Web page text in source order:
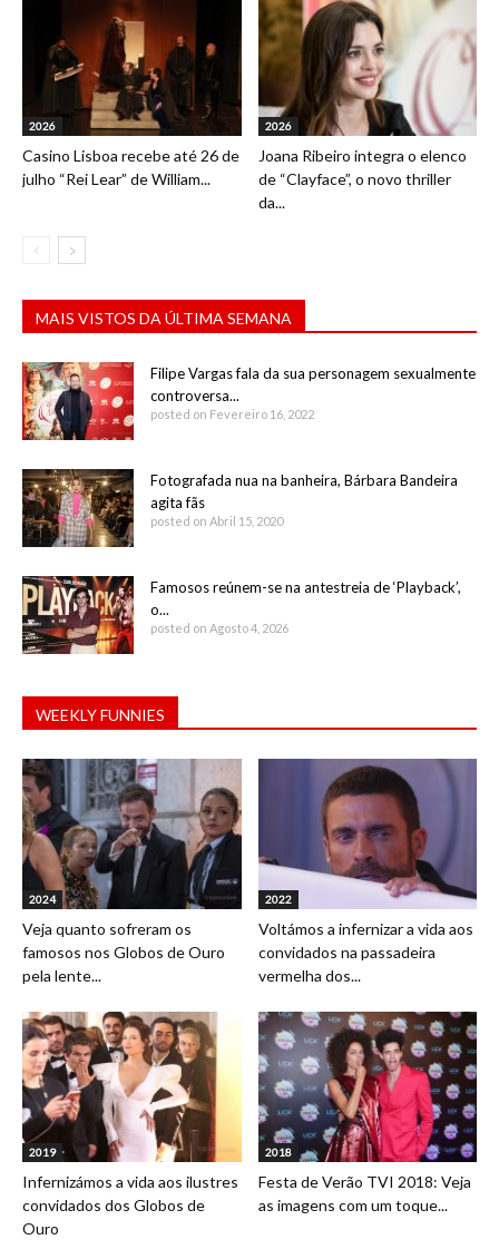
2026
Casino Lisboa recebe até 26 de
julho “Rei Lear” de William...
2026
Joana Ribeiro integra o elenco
de “Clayface”, o novo thriller
da...
MAIS VISTOS DA ÚLTIMA SEMANA
Filipe Vargas fala da sua personagem sexualmente
controversa...
posted on Fevereiro 16, 2022
Fotografada nua na banheira, Bárbara Bandeira
agita fãs
posted on Abril 15, 2020
Famosos reúnem-se na antestreia de ‘Playback’,
o...
posted on Agosto 4, 2026
WEEKLY FUNNIES
2024
Veja quanto sofreram os
famosos nos Globos de Ouro
pela lente...
2022
Voltámos a infernizar a vida aos
convidados na passadeira
vermelha dos...
2019
Infernizámos a vida aos ilustres
convidados dos Globos de
Ouro
2018
Festa de Verão TVI 2018: Veja
as imagens com um toque...